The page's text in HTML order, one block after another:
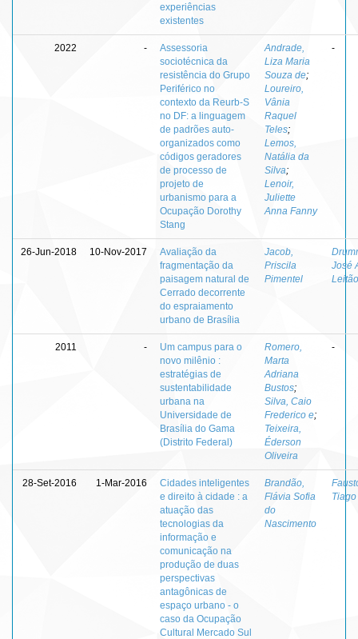
experiências
existentes
2022 -
Assessoria
sociotécnica da
resistência do Grupo
Periférico no
contexto da Reurb-S
no DF: a linguagem
de padrões auto-
organizados como
códigos geradores
de processo de
projeto de
urbanismo para a
Ocupação Dorothy
Stang
Andrade,
Liza Maria
Souza de;
Loureiro,
Vânia
Raquel
Teles;
Lemos,
Natália da
Silva;
Lenoir,
Juliette
Anna Fanny
-
26-Jun-2018 10-Nov-2017
Avaliação da
fragmentação da
paisagem natural de
Cerrado decorrente
do espraiamento
urbano de Brasília
Jacob,
Priscila
Pimentel
José
Leitão
2011 -
Um campus para o
novo milênio :
estratégias de
sustentabilidade
urbana na
Universidade de
Brasília do Gama
(Distrito Federal)
Romero,
Marta
Adriana
Bustos;
Silva, Caio
Frederico e;
Teixeira,
Éderson
Oliveira
-
28-Set-2016 1-Mar-2016
Cidades inteligentes
e direito à cidade : a
atuação das
tecnologias da
informação e
comunicação na
produção de duas
perspectivas
antagônicas de
espaço urbano - o
caso da Ocupação
Cultural Mercado Sul
Brandão,
Flávia Sofia
do
Nascimento